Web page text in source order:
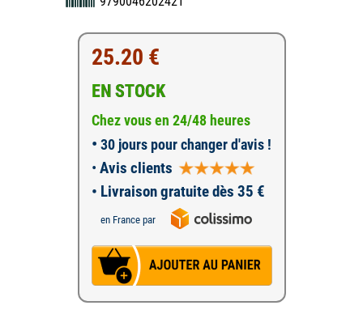
25.20 €
EN STOCK
Chez vous en 24/48 heures
• 30 jours pour changer d'avis !
• Avis clients
• Livraison gratuite dès 35 €
en France par